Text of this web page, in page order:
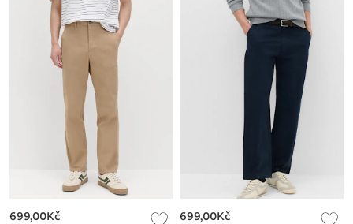
699,00Kč 699,00Kč